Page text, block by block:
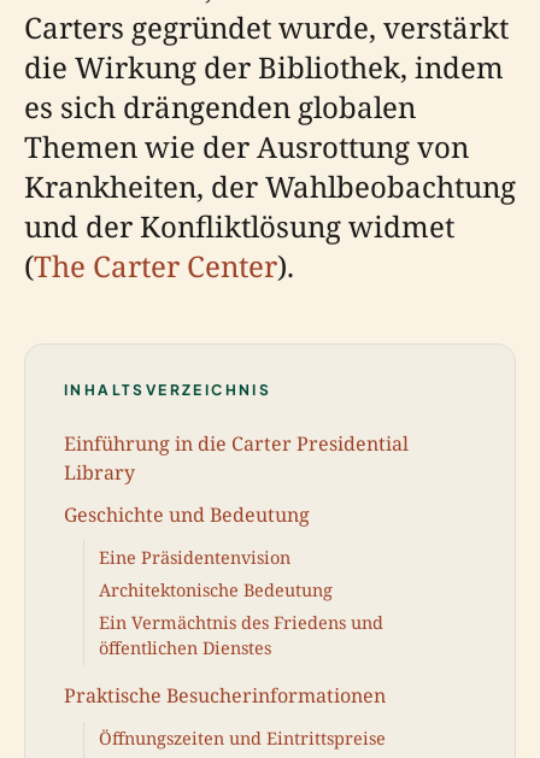
Carters gegründet wurde, verstärkt
die Wirkung der Bibliothek, indem
es sich drängenden globalen
Themen wie der Ausrottung von
Krankheiten, der Wahlbeobachtung
und der Konfliktlösung widmet
(The Carter Center).
INHALTSVERZEICHNIS
Einführung in die Carter Presidential
Library
Geschichte und Bedeutung
Eine Präsidentenvision
Architektonische Bedeutung
Ein Vermächtnis des Friedens und
öffentlichen Dienstes
Praktische Besucherinformationen
Öffnungszeiten und Eintrittspreise